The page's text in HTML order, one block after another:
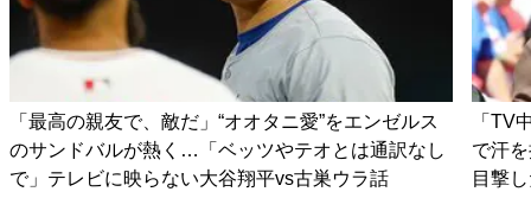
「最高の親友で、敵だ」“オオタニ愛”をエンゼルス
のサンドバルが熱く…「ベッツやテオとは通訳なし
で」テレビに映らない大谷翔平vs古巣ウラ話
「TV
で汗
目撃